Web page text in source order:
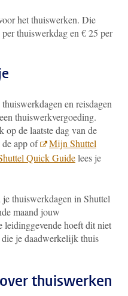
het thuiswerken. Die
thuiswerkdag en € 25 per
en reisdagen
thuiswerkvergoeding.
de laatste dag van de
app of
Mijn Shuttel
Quick Guidelees je
thuiswerkdagen in Shuttel
maand jouw
leidinggevende hoeft dit niet
je daadwerkelijk thuis
thuiswerken